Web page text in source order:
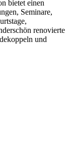
bietet einen
Seminare,
renovierte
und